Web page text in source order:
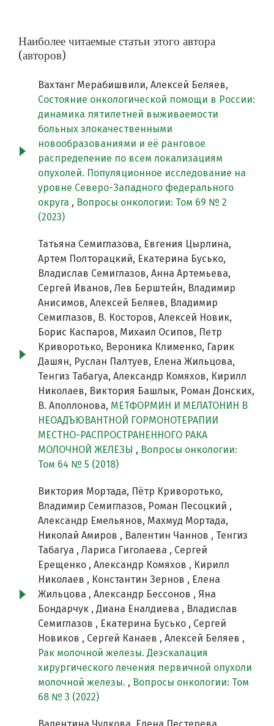
Наиболее читаемые статьи этого автора
(авторов)
Вахтанг Мерабишвили, Алексей Беляев,
Состояние онкологической помощи в России:
динамика пятилетней выживаемости
больных злокачественными
новообразованиями и её ранговое
распределение по всем локализациям
опухолей. Популяционное исследование на
уровне Северо-Западного федерального
округа , Вопросы онкологии: Том 69 № 2
(2023)
Татьяна Семиглазова, Евгения Цырлина,
Артем Полторацкий, Екатерина Бусько,
Владислав Семиглазов, Анна Артемьева,
Сергей Иванов, Лев Берштейн, Владимир
Анисимов, Алексей Беляев, Владимир
Семиглазов, В. Косторов, Алексей Новик,
Борис Каспаров, Михаил Осипов, Петр
Криворотько, Вероника Клименко, Гарик
Дашян, Руслан Палтуев, Елена Жильцова,
Тенгиз Табагуа, Александр Комяхов, Кирилл
Николаев, Виктория Башлык, Роман Донских,
В. Аполлонова, МЕТФОРМИН И МЕЛАТОНИН В
НЕОАДЪЮВАНТНОЙ ГОРМОНОТЕРАПИИ
МЕСТНО-РАСПРОСТРАНЕННОГО РАКА
МОЛОЧНОЙ ЖЕЛЕЗЫ , Вопросы онкологии:
Том 64 № 5 (2018)
Виктория Мортада, Пётр Криворотько,
Владимир Семиглазов, Роман Песоцкий ,
Александр Емельянов, Махмуд Мортада,
Николай Амиров , Валентин Чаннов , Тенгиз
Табагуа , Лариса Гиголаева , Сергей
Ерещенко , Александр Комяхов , Кирилл
Николаев , Константин Зернов , Елена
Жильцова , Александр Бессонов , Яна
Бондарчук , Диана Еналдиева , Владислав
Семиглазов , Екатерина Бусько , Сергей
Новиков , Сергей Канаев , Алексей Беляев ,
Рак молочной железы. Деэскалация
хирургического лечения первичной опухоли
молочной железы. , Вопросы онкологии: Том
68 № 3 (2022)